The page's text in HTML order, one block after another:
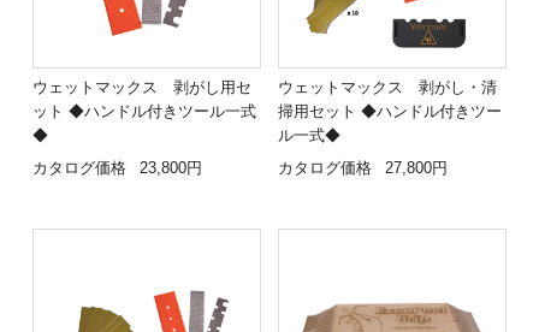
ウェットマックス 剥がし用セ
ット ◆ハンドル付きツール一式
◆
カタログ価格
23,800円
ウェットマックス 剥がし・清
掃用セット ◆ハンドル付きツー
ル一式◆
カタログ価格
27,800円